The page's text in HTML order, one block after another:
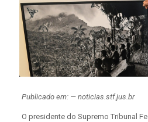
Publicado em: — noticias.stf.jus.br
O presidente do Supremo Tribunal